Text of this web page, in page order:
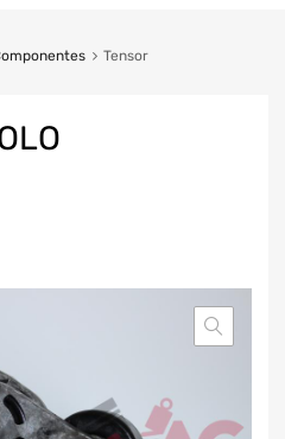
Tensor